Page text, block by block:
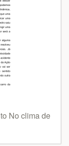
No clima de